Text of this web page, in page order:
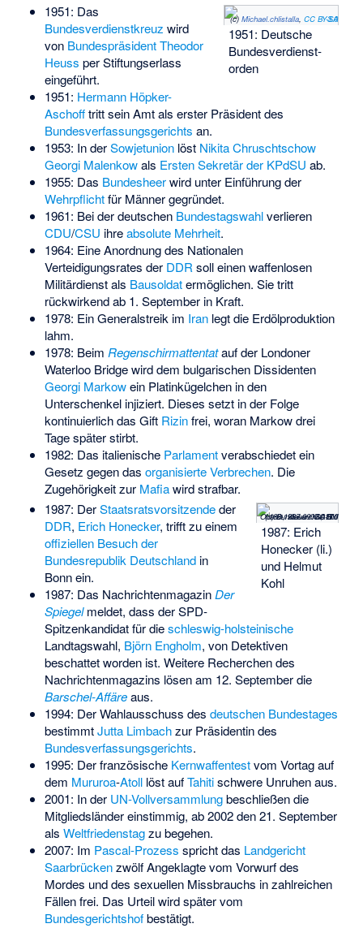
(c) Michael.chlistalla, CC BY-SA 3.0
1951: Deutsche
Bundes­verdienst­
orden
1951: Das
Bundesverdienstkreuz wird
von Bundespräsident Theodor
Heuss per Stiftungserlass
eingeführt.
1951: Hermann Höpker-
Aschofftritt sein Amt als erster Präsident des
Bundesverfassungsgerichts an.
1953: In derSowjetunionlöst Nikita Chruschtschow
Georgi Malenkowals Ersten Sekretär der KPdSU ab.
1955: Das Bundesheerwird unter Einführung der
Wehrpflichtfür Männer gegründet.
1961: Bei der deutschen Bundestagswahlverlieren
CDU/CSU ihreabsolute Mehrheit.
1964: Eine Anordnung des Nationalen
Verteidigungsrates der DDR soll einen waffenlosen
Militärdienst als Bausoldatermöglichen. Sie tritt
rückwirkend ab 1. September in Kraft.
1978: Ein Generalstreik im Iranlegt die Erdölproduktion
lahm.
1978: Beim Regenschirmattentatauf der Londoner
Waterloo Bridge wird dem bulgarischen Dissidenten
Georgi Markowein Platinkügelchen in den
Unterschenkel injiziert. Dieses setzt in der Folge
kontinuierlich das Gift Rizinfrei, woran Markow drei
Tage später stirbt.
1982: Das italienische Parlamentverabschiedet ein
Gesetz gegen das organisierte Verbrechen. Die
Zugehörigkeit zur Mafiawird strafbar.
(c) Bundesarchiv, Bild 183-1987-0907-017 / Oberst, Klaus / CC-BY-SA 3.0
1987: Erich
Honecker (li.)
und Helmut
Kohl
1987: DerStaatsratsvorsitzendeder
DDR, Erich Honecker, trifft zu einem
offiziellen Besuch der
Bundesrepublik Deutschlandin
Bonn ein.
1987: Das NachrichtenmagazinDer
Spiegelmeldet, dass der SPD-
Spitzenkandidat für dieschleswig-holsteinische
Landtagswahl, Björn Engholm, von Detektiven
beschattet worden ist. Weitere Recherchen des
Nachrichtenmagazins lösen am 12. September die
Barschel-Affäreaus.
1994: Der Wahlausschuss des deutschen Bundestages
bestimmtJutta Limbachzur Präsidentin des
Bundesverfassungsgerichts.
1995: Der französische Kernwaffentestvom Vortag auf
dem Mururoa-Atolllöst aufTahitischwere Unruhen aus.
2001: In der UN-Vollversammlungbeschließen die
Mitgliedsländer einstimmig, ab 2002 den 21. September
als Weltfriedenstagzu begehen.
2007: Im Pascal-Prozess spricht das Landgericht
Saarbrückenzwölf Angeklagte vom Vorwurf des
Mordes und des sexuellen Missbrauchs in zahlreichen
Fällen frei. Das Urteil wird später vom
Bundesgerichtshofbestätigt.